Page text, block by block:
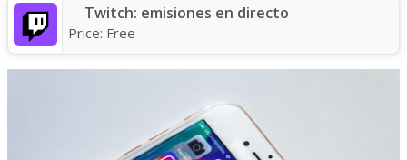
Twitch: emisiones en directo
Price: Free